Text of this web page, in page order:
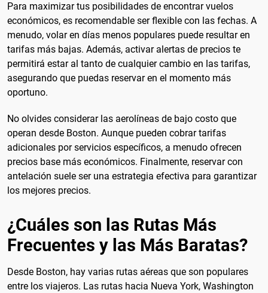
Para maximizar tus posibilidades de encontrar vuelos
económicos, es recomendable ser flexible con las fechas. A
menudo, volar en días menos populares puede resultar en
tarifas más bajas. Además, activar alertas de precios te
permitirá estar al tanto de cualquier cambio en las tarifas,
asegurando que puedas reservar en el momento más
oportuno.
No olvides considerar las aerolíneas de bajo costo que
operan desde Boston. Aunque pueden cobrar tarifas
adicionales por servicios específicos, a menudo ofrecen
precios base más económicos. Finalmente, reservar con
antelación suele ser una estrategia efectiva para garantizar
los mejores precios.
¿Cuáles son las Rutas Más
Frecuentes y las Más Baratas?
Desde Boston, hay varias rutas aéreas que son populares
entre los viajeros. Las rutas hacia Nueva York, Washington